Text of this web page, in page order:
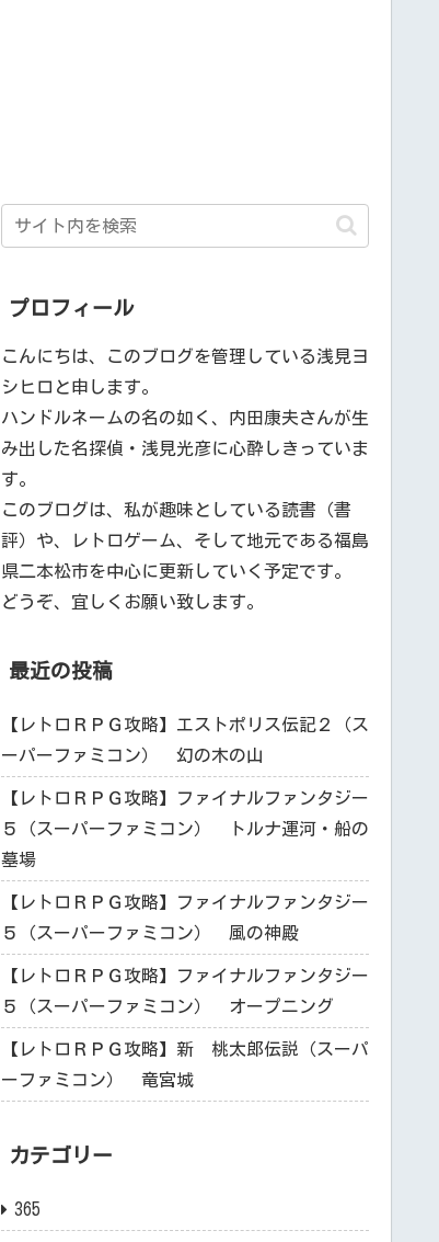
プロフィール
こんにちは、このブログを管理している浅見ヨ
シヒロと申します。
ハンドルネームの名の如く、内田康夫さんが生
み出した名探偵・浅見光彦に心酔しきっていま
す。
このブログは、私が趣味としている読書（書
評）や、レトロゲーム、そして地元である福島
県二本松市を中心に更新していく予定です。
どうぞ、宜しくお願い致します。
最近の投稿
【レトロＲＰＧ攻略】エストポリス伝記２（ス
ーパーファミコン） 幻の木の山
【レトロＲＰＧ攻略】ファイナルファンタジー
５（スーパーファミコン） トルナ運河・船の
墓場
【レトロＲＰＧ攻略】ファイナルファンタジー
５（スーパーファミコン） 風の神殿
【レトロＲＰＧ攻略】ファイナルファンタジー
５（スーパーファミコン） オープニング
【レトロＲＰＧ攻略】新 桃太郎伝説（スーパ
ーファミコン） 竜宮城
カテゴリー
365